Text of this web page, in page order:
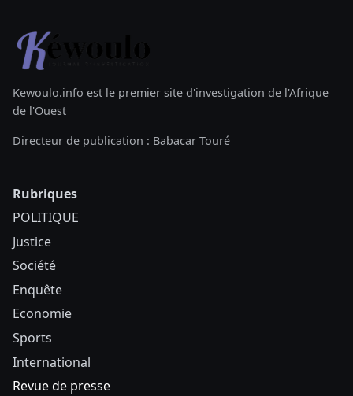
Kewoulo.info est le premier site d'investigation de l'Afrique
de l'Ouest
Directeur de publication : Babacar Touré
Rubriques
POLITIQUE
Justice
Société
Enquête
Economie
Sports
International
Revue de presse